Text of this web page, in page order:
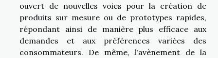
ouvert de nouvelles voies pour la création de
produits sur mesure ou de prototypes rapides,
répondant ainsi de manière plus efficace aux
demandes et aux préférences variées des
consommateurs. De même, l'avènement de la